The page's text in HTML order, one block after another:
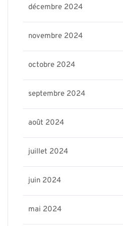
décembre 2024
novembre 2024
octobre 2024
septembre 2024
août 2024
juillet 2024
juin 2024
mai 2024